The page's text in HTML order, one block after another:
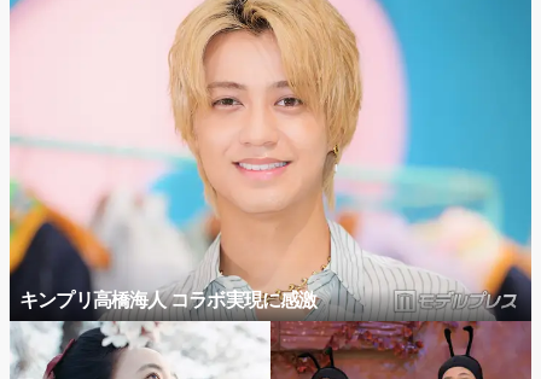
キンプリ高橋海人 コラボ実現に感激